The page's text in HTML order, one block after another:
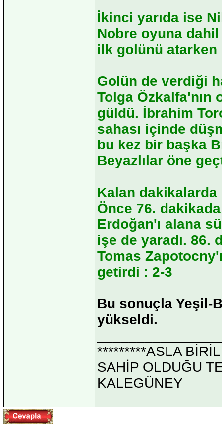
İkinci yarıda ise
Nobre oyuna
ilk golünü atarken
Golün de verdiği
Tolga Özkalfa'nın
güldü. İbrahim
sahası içinde
bu kez bir başka
Beyazlılar öne
Kalan
Önce 76.
Erdoğan'ı alana
işe de yaradı. 86.
Tomas
getirdi : 2-3
Bu sonuçla Yeşil-
yükseldi.
*********ASLA
SAHİP OLDUĞU
KALEGÜNEY